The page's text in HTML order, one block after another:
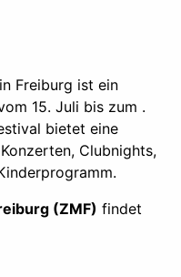
Freiburg ist ein
15. Juli bis zum .
bietet eine
Clubnights,
(ZMF) findet